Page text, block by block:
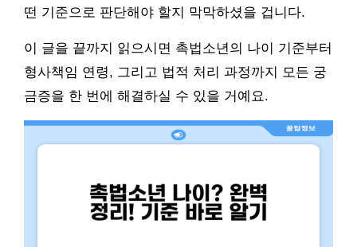
떤 기준으로 판단해야 할지 막막하셨을 겁니다.
이 글을 끝까지 읽으시면 촉법소년의 나이 기준부터
형사책임 연령, 그리고 법적 처리 과정까지 모든 궁
금증을 한 번에 해결하실 수 있을 거예요.